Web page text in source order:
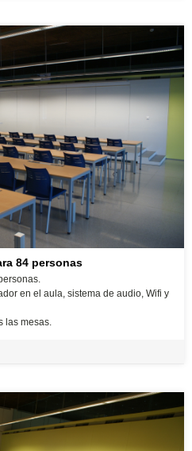
84 personas
en el aula, sistema de audio, Wifi y
las mesas.